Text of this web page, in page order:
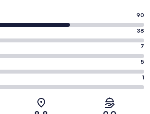
90
38
7
5
1